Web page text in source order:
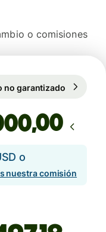
o comisiones
no garantizado
,00
o
nuestra comisión